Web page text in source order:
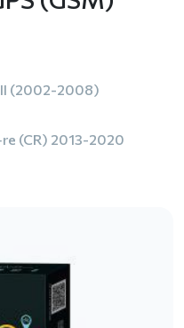
(2002-2008)
(CR) 2013-2020